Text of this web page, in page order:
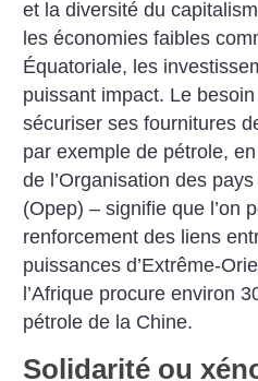
et la diversité du
les économies faibles
Équatoriale, les
puissant impact. Le
sécuriser ses fournitures
par exemple de pétrole,
de l’Organisation des
(Opep) – signifie que l’on
renforcement des liens
puissances d’Extrême-
l’Afrique procure environ
pétrole de la Chine.
Solidarité ou